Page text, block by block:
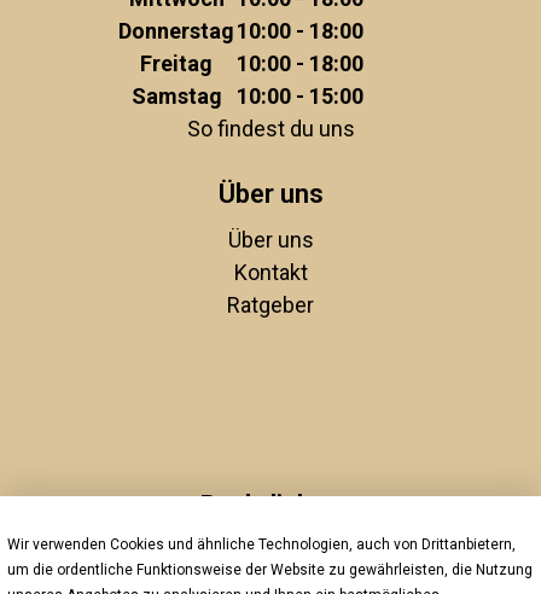
Donnerstag10:00 - 18:00
Freitag
10:00 - 18:00
Samstag
10:00 - 15:00
So findest du uns
Über uns
Über uns
Kontakt
Ratgeber
Rechtliches
Unsere AGBs
Impressum
Wir verwenden Cookies und ähnliche Technologien, auch von Drittanbietern,
um die ordentliche Funktionsweise der Website zu gewährleisten, die Nutzung